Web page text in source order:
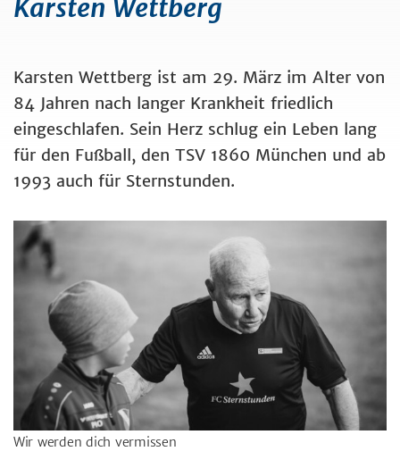
Karsten Wettberg
Karsten Wettberg ist am 29. März im Alter von
84 Jahren nach langer Krankheit friedlich
eingeschlafen. Sein Herz schlug ein Leben lang
für den Fußball, den TSV 1860 München und ab
1993 auch für Sternstunden.
Wir werden dich vermissen